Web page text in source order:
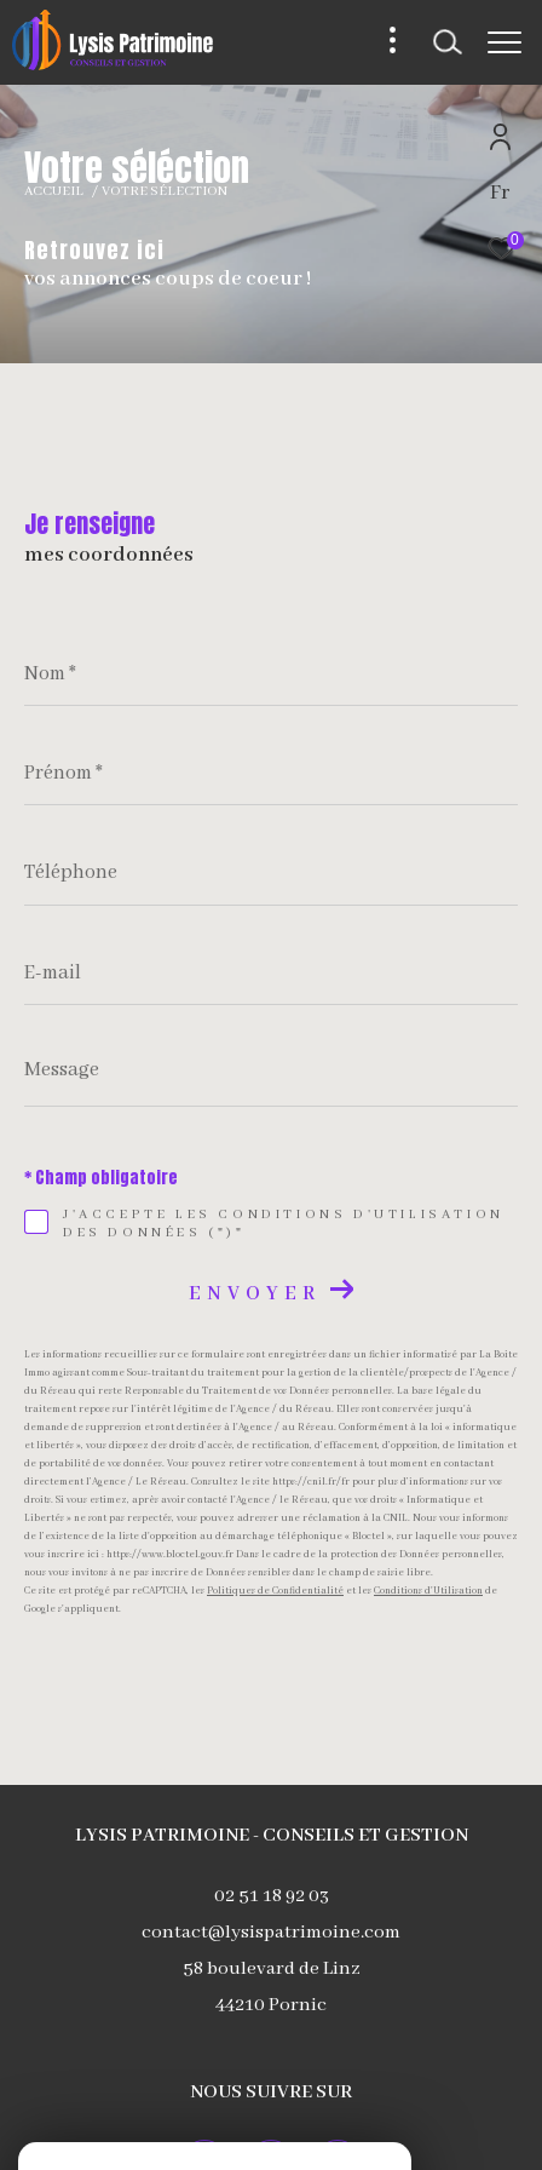
Fr
0
Votre séléction
ACCUEIL VOTRE SÉLECTION
Retrouvez ici
vos annonces coups de coeur !
Je renseigne
mes coordonnées
*
*
mail
*
J'ACCEPTE LES CONDITIONS D'UTILISATION
DES DONNÉES (*)*
* Champ obligatoire
ENVOYER
Les informations recueillies sur ce formulaire sont enregistrées dans un fichier informatisé par La Boite
Immo agissant comme Sous-traitant du traitement pour la gestion de la clientèle/prospects de l'Agence /
du Réseau qui reste Responsable du Traitement de vos Données personnelles. La base légale du
traitement repose sur l'intérêt légitime de l'Agence / du Réseau. Elles sont conservées jusqu'à
demande de suppression et sont destinées à l'Agence / au Réseau. Conformément à la loi « informatique
et libertés », vous disposez des droits d’accès, de rectification, d’effacement, d’opposition, de limitation et
de portabilité de vos données. Vous pouvez retirer votre consentement à tout moment en contactant
directement l’Agence / Le Réseau. Consultez le site https://cnil.fr/fr pour plus d’informations sur vos
droits. Si vous estimez, après avoir contacté l'Agence / le Réseau, que vos droits « Informatique et
Libertés » ne sont pas respectés, vous pouvez adresser une réclamation à la CNIL. Nous vous informons
de l’existence de la liste d'opposition au démarchage téléphonique « Bloctel », sur laquelle vous pouvez
vous inscrire ici : https://www.bloctel.gouv.fr Dans le cadre de la protection des Données personnelles,
nous vous invitons à ne pas inscrire de Données sensibles dans le champ de saisie libre.
Ce site est protégé par reCAPTCHA, les Politiques de Confidentialité et lesConditions d'Utilisation de
Google s'appliquent.
LYSIS PATRIMOINE - CONSEILS ET GESTION
02 51 18 92 03
contact@lysispatrimoine.com
58 boulevard de Linz
44210
Pornic
NOUS SUIVRE SUR